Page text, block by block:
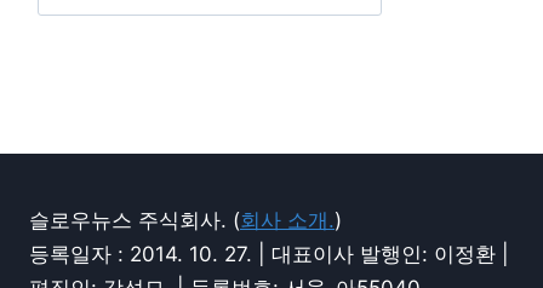
슬로우뉴스 주식회사. (회사 소개.)
등록일자 : 2014. 10. 27. | 대표이사 발행인: 이정환 |